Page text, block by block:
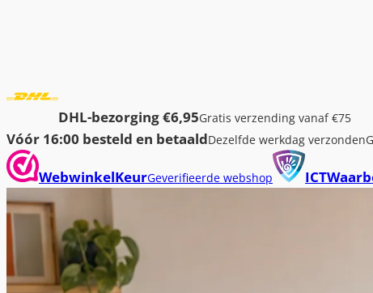
DHL-bezorging €6,95Gratis verzending vanaf €75
Vóór 16:00 besteld en betaaldDezelfde werkdag verzonden
WebwinkelKeurGeverifieerde webshop